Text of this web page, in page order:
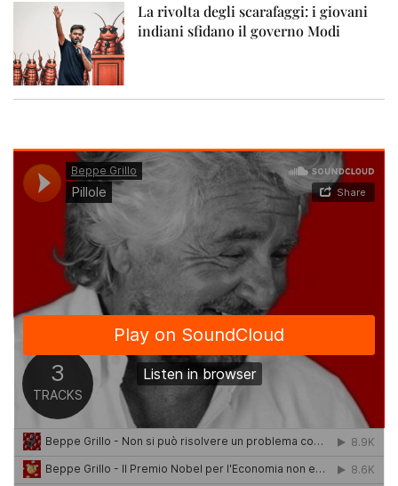
La rivolta degli scarafaggi: i giovani
indiani sfidano il governo Modi